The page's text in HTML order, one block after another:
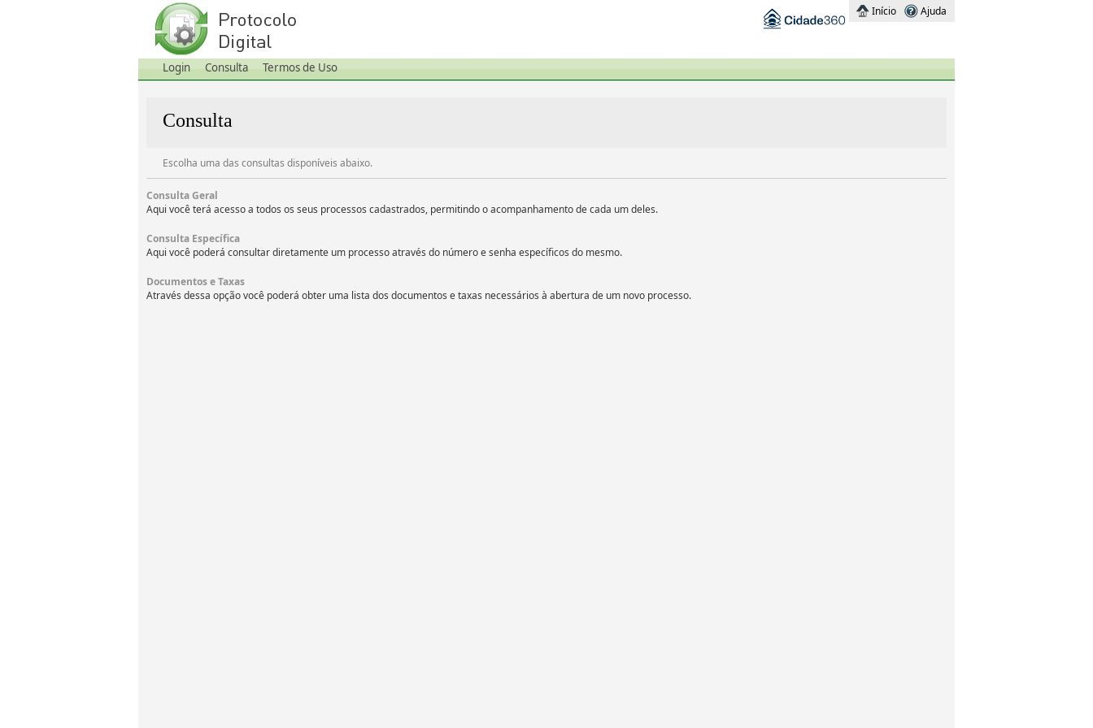
Ajuda
Início
Login Consulta Termos de Uso
Consulta
Escolha uma das consultas disponíveis abaixo.
Consulta Geral
Aqui você terá acesso a todos os seus processos cadastrados, permitindo o acompanhamento de cada um deles.
Consulta Específica
Aqui você poderá consultar diretamente um processo através do número e senha específicos do mesmo.
Documentos e Taxas
Através dessa opção você poderá obter uma lista dos documentos e taxas necessários à abertura de um novo processo.